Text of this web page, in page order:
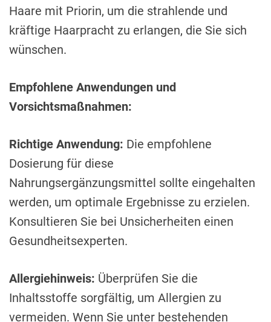
Haare mit Priorin, um die strahlende und
kräftige Haarpracht zu erlangen, die Sie sich
wünschen.
Empfohlene Anwendungen und
Vorsichtsmaßnahmen:
Richtige Anwendung: Die empfohlene
Dosierung für diese
Nahrungsergänzungsmittel sollte eingehalten
werden, um optimale Ergebnisse zu erzielen.
Konsultieren Sie bei Unsicherheiten einen
Gesundheitsexperten.
Allergiehinweis: Überprüfen Sie die
Inhaltsstoffe sorgfältig, um Allergien zu
vermeiden. Wenn Sie unter bestehenden